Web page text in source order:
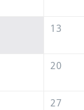
13
20
27